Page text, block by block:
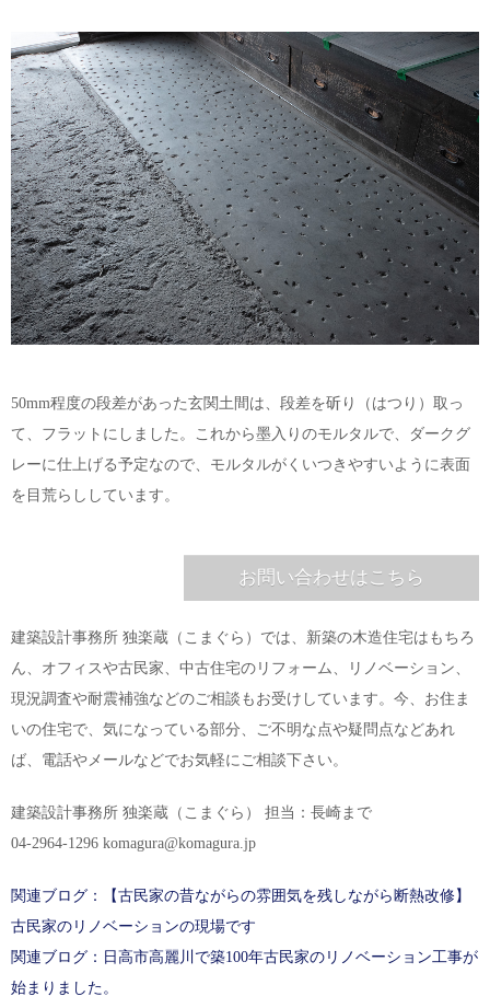
50mm程度の段差があった玄関土間は、段差を斫り（はつり）取っ
て、フラットにしました。これから墨入りのモルタルで、ダークグ
レーに仕上げる予定なので、モルタルがくいつきやすいように表面
を目荒らししています。
お問い合わせはこちら
建築設計事務所 独楽蔵（こまぐら）では、新築の木造住宅はもちろ
ん、オフィスや古民家、中古住宅のリフォーム、リノベーション、
現況調査や耐震補強などのご相談もお受けしています。今、お住ま
いの住宅で、気になっている部分、ご不明な点や疑問点などあれ
ば、電話やメールなどでお気軽にご相談下さい。
建築設計事務所 独楽蔵（こまぐら） 担当：長崎まで
04-2964-1296 komagura@komagura.jp
関連ブログ：【古民家の昔ながらの雰囲気を残しながら断熱改修】
古民家のリノベーションの現場です
関連ブログ：日高市高麗川で築100年古民家のリノベーション工事が
始まりました。